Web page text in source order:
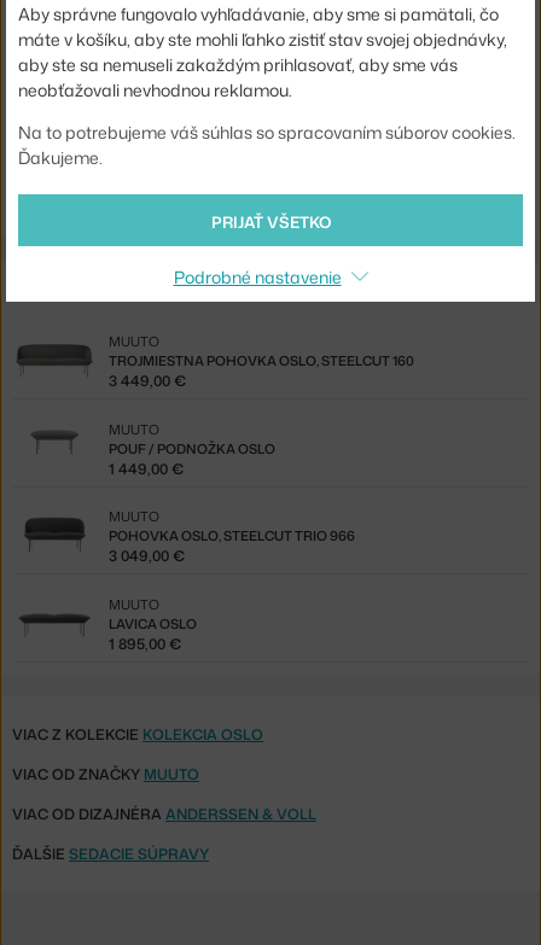
Typ pohovky:
3-miestna
Kód produktu
MUU-OSL3SSA0503
Jste z Česka? Přejděte na
Shopping from the EU? Switch toOslo 3-seater, Steelcut 160
Z rovnakej kolekcie
TROJMIESTNA POHOVKA OSLO, STEELCUT 160
MUUTO
3 449,00 €
POUF / PODNOŽKA OSLO
MUUTO
1 449,00 €
POHOVKA OSLO, STEELCUT TRIO 966
MUUTO
3 049,00 €
LAVICA OSLO
MUUTO
1 895,00 €
VIAC Z KOLEKCIE KOLEKCIA OSLO
VIAC OD ZNAČKY MUUTO
VIAC OD DIZAJNÉRA ANDERSSEN & VOLL
ĎALŠIE SEDACIE SÚPRAVY
Aby správne fungovalo vyhľadávanie, aby sme si pamätali, čo
máte v košíku, aby ste mohli ľahko zistiť stav svojej objednávky,
aby ste sa nemuseli zakaždým prihlasovať, aby sme vás
neobťažovali nevhodnou reklamou.
Na to potrebujeme váš súhlas so spracovaním súborov cookies.
Ďakujeme.
PRIJAŤ VŠETKO
Podrobné nastavenie